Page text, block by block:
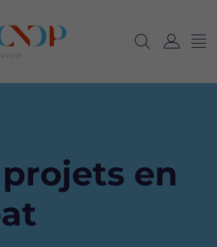
recherche
n
n
projets en